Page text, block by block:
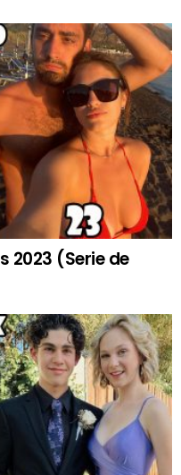
2023 (Serie de